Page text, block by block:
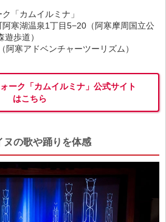
「カムイルミナ」
寒湖温泉1丁目5−20（阿寒摩周国立公
歩道）
寒アドベンチャーツーリズム）
ーク「カムイルミナ」公式サイト
はこちら
ヌの歌や踊りを体感